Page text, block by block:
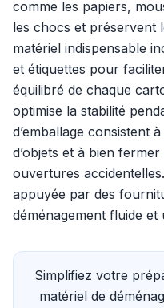
comme les papiers,
les chocs et préservent
matériel indispensable
et étiquettes pour
équilibré de chaque
optimise la stabilité
d’emballage consistent
d’objets et à bien
ouvertures
appuyée par des
déménagement fluide
Simplifiez votre
matériel de